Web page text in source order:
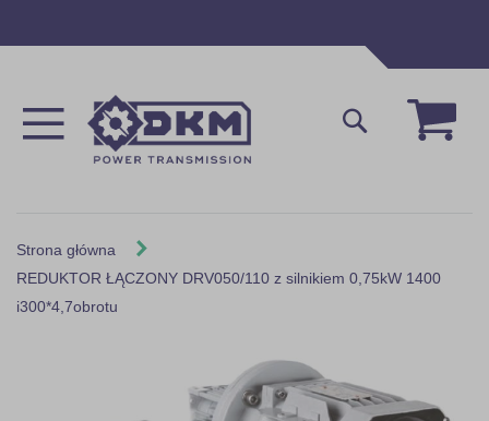
Mój
Szukaj
Strona główna
REDUKTOR ŁĄCZONY DRV050/110 z silnikiem 0,75kW 1400
i300*4,7obrotu